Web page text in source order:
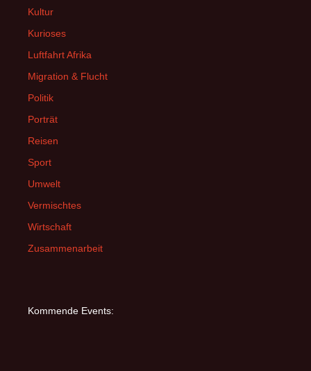
Kultur
Kurioses
Luftfahrt Afrika
Migration & Flucht
Politik
Porträt
Reisen
Sport
Umwelt
Vermischtes
Wirtschaft
Zusammenarbeit
Kommende Events: